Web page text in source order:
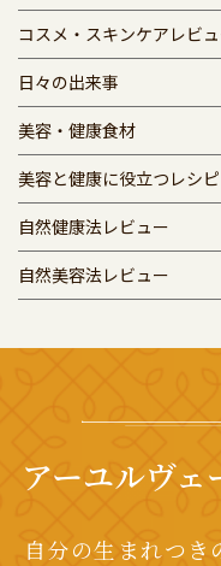
コスメ・スキンケアレビ
日々の出来事
美容・健康食材
美容と健康に役立つレシピ
自然健康法レビュー
自然美容法レビュー
アーユルヴ
自分の生まれつ